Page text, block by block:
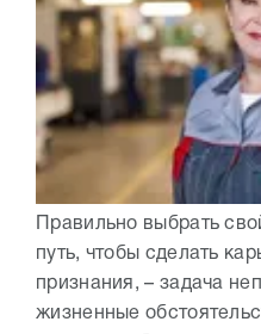
Правильно выбрать
путь, чтобы сделать
признания, – задача
жизненные